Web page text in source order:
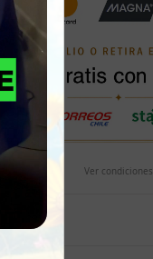
Ver condiciones